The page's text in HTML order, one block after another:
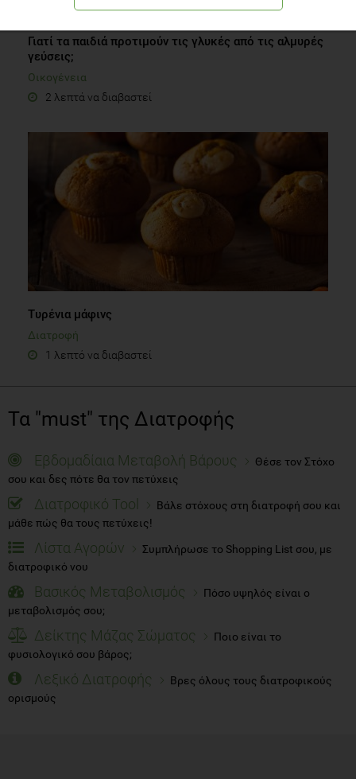
Γιατί τα παιδιά προτιμούν τις γλυκές από τις αλμυρές
γεύσεις;
Οικογένεια
2 λεπτά να διαβαστεί
Τυρένια μάφινς
Διατροφή
1 λεπτό να διαβαστεί
Τα "must" της Διατροφής
Εβδομαδίαια Μεταβολή Βάρους
Θέσε τον Στόχο
σου και δες πότε θα τον πετύχεις
Διατροφικό Tool
Βάλε στόχους στη διατροφή σου και
μάθε πώς θα τους πετύχεις!
Λίστα Αγορών
Συμπλήρωσε το Shopping List σου, με
διατροφικό νου
Βασικός Μεταβολισμός
Πόσο υψηλός είναι ο
μεταβολισμός σου;
Δείκτης Μάζας Σώματος
Ποιο είναι το
φυσιολογικό σου βάρος;
Λεξικό Διατροφής
Βρες όλους τους διατροφικούς
ορισμούς